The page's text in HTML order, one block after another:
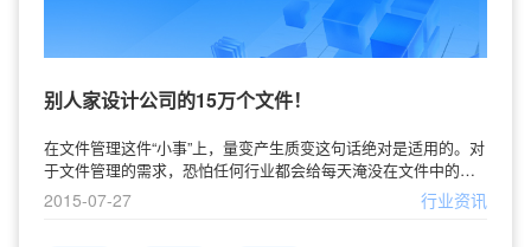
别人家设计公司的15万个文件！
在文件管理这件“小事”上，量变产生质变这句话绝对是适用的。对
于文件管理的需求，恐怕任何行业都会给每天淹没在文件中的广
告人比下去的。在知识型行业，几乎每个人都在用文件管理着自
己的工作，相比较而言，海量文件的存储只是容易解决的容量问
2015-07-27 行业资讯